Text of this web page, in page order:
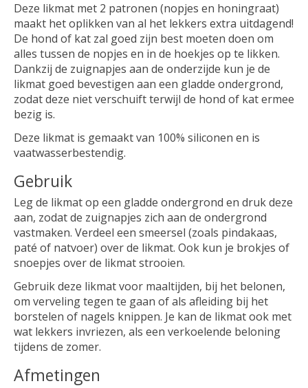
Deze likmat met 2 patronen (nopjes en honingraat)
maakt het oplikken van al het lekkers extra uitdagend!
De hond of kat zal goed zijn best moeten doen om
alles tussen de nopjes en in de hoekjes op te likken.
Dankzij de zuignapjes aan de onderzijde kun je de
likmat goed bevestigen aan een gladde ondergrond,
zodat deze niet verschuift terwijl de hond of kat ermee
bezig is.
Deze likmat is gemaakt van 100% siliconen en is
vaatwasserbestendig.
Gebruik
Leg de likmat op een gladde ondergrond en druk deze
aan, zodat de zuignapjes zich aan de ondergrond
vastmaken. Verdeel een smeersel (zoals pindakaas,
paté of natvoer) over de likmat. Ook kun je brokjes of
snoepjes over de likmat strooien.
Gebruik deze likmat voor maaltijden, bij het belonen,
om verveling tegen te gaan of als afleiding bij het
borstelen of nagels knippen. Je kan de likmat ook met
wat lekkers invriezen, als een verkoelende beloning
tijdens de zomer.
Afmetingen